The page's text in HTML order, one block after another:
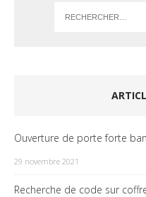
Ouverture de porte forte
29 novembre 2021
Recherche de code sur